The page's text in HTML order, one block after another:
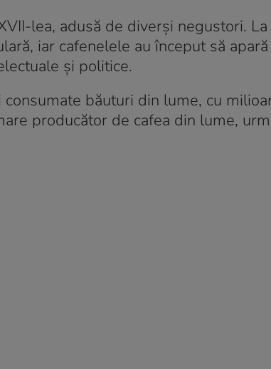
lea, adusă de diverși negustori.
iar cafenelele au început să
și politice.
băuturi din lume, cu
producător de cafea din lume,